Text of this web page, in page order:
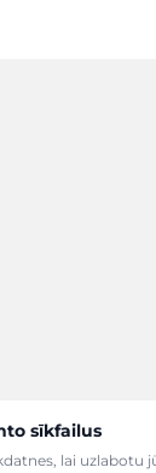
sīkfailus
lai